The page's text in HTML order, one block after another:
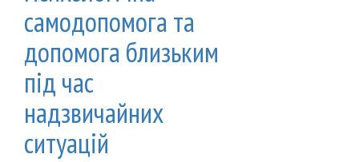
самодопомога та
допомога близьким
під час
надзвичайних
ситуацій